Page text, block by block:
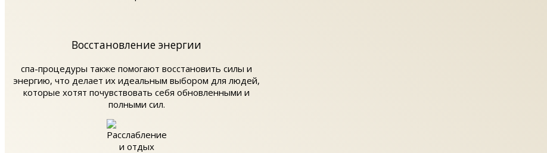
Восстановление энергии
спа-процедуры также помогают восстановить силы и
энергию, что делает их идеальным выбором для людей,
которые хотят почувствовать себя обновленными и
полными сил.